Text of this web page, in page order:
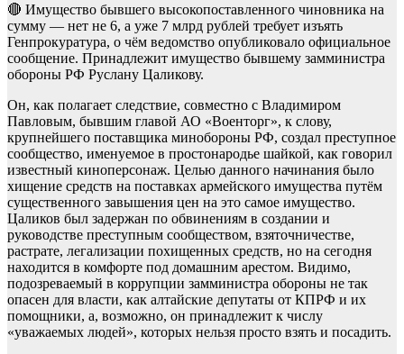
🔴 Имущество бывшего высокопоставленного чиновника на
сумму — нет не 6, а уже 7 млрд рублей требует изъять
Генпрокуратура, о чём ведомство опубликовало официальное
сообщение. Принадлежит имущество бывшему замминистра
обороны РФ Руслану Цаликову.
Он, как полагает следствие, совместно с Владимиром
Павловым, бывшим главой АО «Военторг», к слову,
крупнейшего поставщика минобороны РФ, создал преступное
сообщество, именуемое в простонародье шайкой, как говорил
известный киноперсонаж. Целью данного начинания было
хищение средств на поставках армейского имущества путём
существенного завышения цен на это самое имущество.
Цаликов был задержан по обвинениям в создании и
руководстве преступным сообществом, взяточничестве,
растрате, легализации похищенных средств, но на сегодня
находится в комфорте под домашним арестом. Видимо,
подозреваемый в коррупции замминистра обороны не так
опасен для власти, как алтайские депутаты от КПРФ и их
помощники, а, возможно, он принадлежит к числу
«уважаемых людей», которых нельзя просто взять и посадить.